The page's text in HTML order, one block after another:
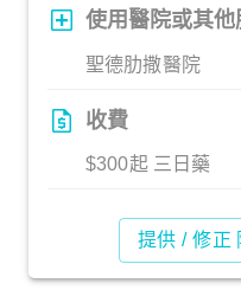
使用醫院或其他
聖德肋撒醫院
收費
$300起 三日藥
提供 / 修正